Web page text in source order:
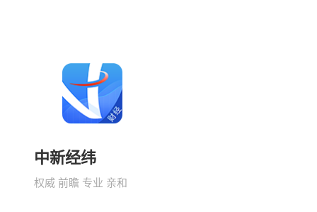
中新经纬
权威 前瞻 专业 亲和